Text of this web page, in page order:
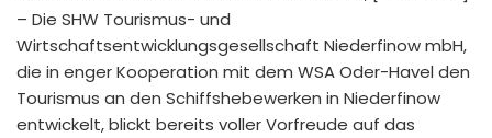
– Die SHW Tourismus- und
Wirtschaftsentwicklungsgesellschaft Niederfinow mbH,
die in enger Kooperation mit dem WSA Oder-Havel den
Tourismus an den Schiffshebewerken in Niederfinow
entwickelt, blickt bereits voller Vorfreude auf das